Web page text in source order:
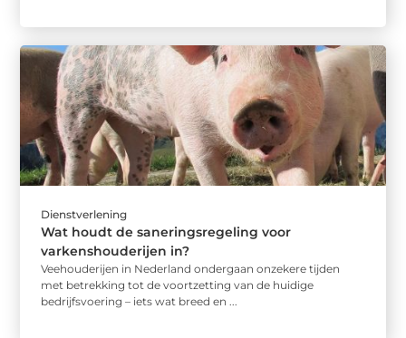
Dienstverlening
Wat houdt de saneringsregeling voor
varkenshouderijen in?
Veehouderijen in Nederland ondergaan onzekere tijden
met betrekking tot de voortzetting van de huidige
bedrijfsvoering – iets wat breed en ...